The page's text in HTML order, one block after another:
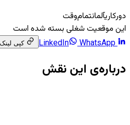
دورکاریآلمانتمام‌وقت
این موقعیت شغلی بسته شده است
LinkedIn
WhatsApp کپی لینک
درباره‌ی این نقش